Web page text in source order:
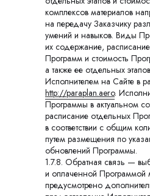
комплексов материалов
на передачу Заказчику
умений и навыков. Виды
их содержание,
Программ и стоимость
а также ее отдельных
Исполнителем на Сайте в
http://paraplan.aero.
Программы в актуальном
расписание отдельных
в соответствии с общим
путем размещения по
обновлений Программы.
1.7.8. Обратная связь —
и оплаченной Программой
предусмотрено